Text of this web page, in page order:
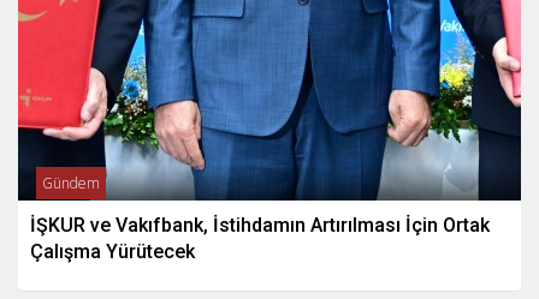
Gündem
İŞKUR ve Vakıfbank, İstihdamın Artırılması İçin Ortak
Çalışma Yürütecek